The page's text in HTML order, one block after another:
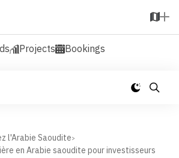
Projects Bookings
l'Arabie Saoudite>
en Arabie saoudite pour investisseurs